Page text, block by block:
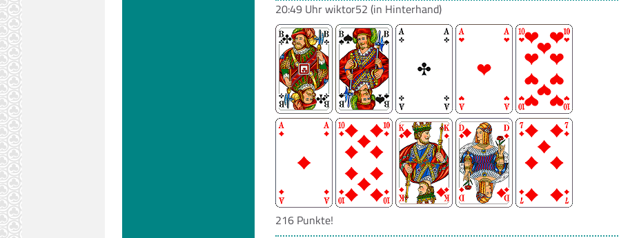
20:49 Uhrwiktor52 (in Hinterhand)
216 Punkte!